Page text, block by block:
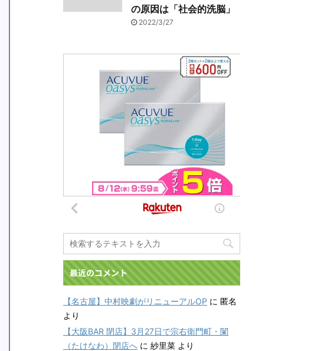
の原因は「社会的洗脳」
2022/3/27
最近のコメント
【名古屋】中村映劇がリニューアルOP に 匿名
より
【大阪BAR 閉店】3月27日で宗右衛門町・闌
（たけなわ）閉店へ に 紗里菜 より